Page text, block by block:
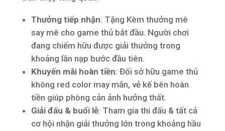
Thưởng tiếp nhận: Tặng Kèm thưởng mê
say mê cho game thủ bắt đầu. Người chơi
đang chiếm hữu được giải thưởng trong
khoảng lần nạp bước đầu tiên.
Khuyến mãi hoàn tiền: Đối sở hữu game thủ
không red color may mắn, vẻ kế bên hoàn
tiền giúp phòng cản ảnh hưởng thất.
Giải đấu & buổi lễ: Tham gia thi đấu & tất cả
cơ hội nhận giải thưởng lớn trong khoảng hầu